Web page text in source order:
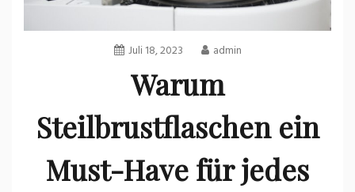
Juli 18, 2023 admin
Warum
Steilbrustflaschen ein
Must-Have für jedes